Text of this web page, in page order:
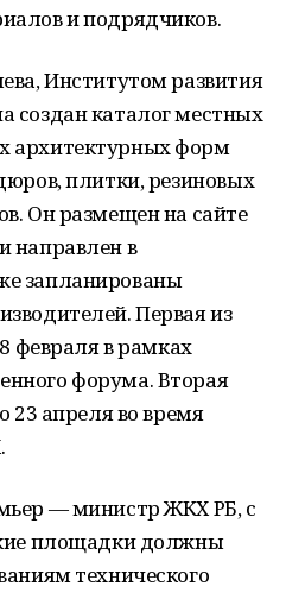
и подрядчиков.
Институтом развития
создан каталог местных
архитектурных форм
плитки, резиновых
Он размещен на сайте
направлен в
запланированы
Первая из
февраля в рамках
форума. Вторая
23 апреля во время
— министр ЖКХ РБ, с
площадки должны
технического